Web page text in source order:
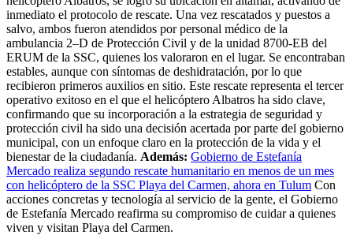
inmediato el protocolo de rescate. Una vez rescatados y puestos a
salvo, ambos fueron atendidos por personal médico de la
ambulancia 2–D de Protección Civil y de la unidad 8700-EB del
ERUM de la SSC, quienes los valoraron en el lugar. Se encontraban
estables, aunque con síntomas de deshidratación, por lo que
recibieron primeros auxilios en sitio. Este rescate representa el tercer
operativo exitoso en el que el helicóptero Albatros ha sido clave,
confirmando que su incorporación a la estrategia de seguridad y
protección civil ha sido una decisión acertada por parte del gobierno
municipal, con un enfoque claro en la protección de la vida y el
bienestar de la ciudadanía. Además: Gobierno de Estefanía
Mercado realiza segundo rescate humanitario en menos de un mes
con helicóptero de la SSC Playa del Carmen, ahora en Tulum Con
acciones concretas y tecnología al servicio de la gente, el Gobierno
de Estefanía Mercado reafirma su compromiso de cuidar a quienes
viven y visitan Playa del Carmen.